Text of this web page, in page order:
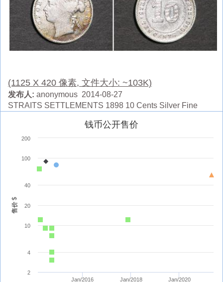
(1125 X 420 像素, 文件大小: ~103K)
发布人: anonymous 2014-08-27
STRAITS SETTLEMENTS 1898 10 Cents Silver Fine